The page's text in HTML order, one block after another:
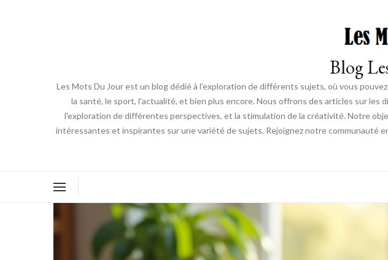
Blog
Les Mots Du Jour est un blog dédié à l'exploration de différents sujets, où vous
la santé, le sport, l'actualité, et bien plus encore. Nous offrons des articles sur
l'exploration de différentes perspectives, et la stimulation de la créativité. Notre
intéressantes et inspirantes sur une variété de sujets. Rejoignez notre communauté